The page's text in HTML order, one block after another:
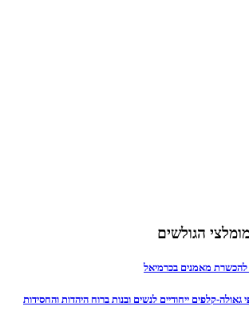
הגולשים
להכשרת מאמנים בכרמיאל
גאולה-קלפים ייחודיים לנשים ובנות ברוח היהדות והחסידות